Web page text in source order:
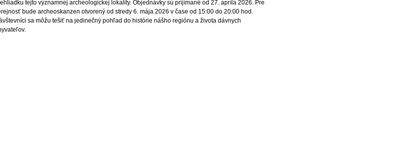
tejto významnej archeologickej lokality. Objednávky sú prijímané od 27. apríla 2026. Pre
bude archeoskanzen otvorený od stredy 6. mája 2026 v čase od 15:00 do 20:00 hod.
sa môžu tešiť na jedinečný pohľad do histórie nášho regiónu a života dávnych